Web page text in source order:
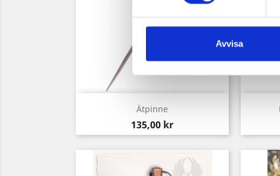
Avvisa
Ätpinne
Pris
135,00 kr
Snabbvy